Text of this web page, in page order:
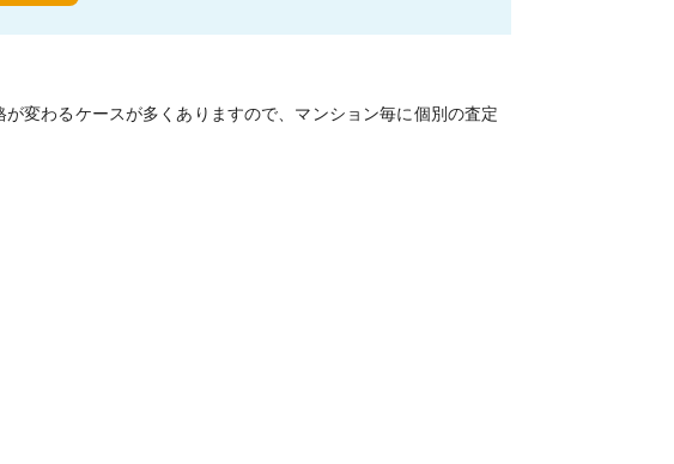
変わるケースが多くありますので、マンション毎に個別の査定